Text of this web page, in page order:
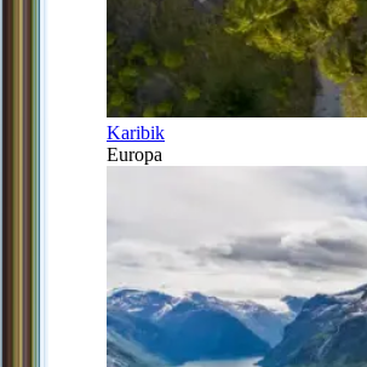
Karibik
Europa